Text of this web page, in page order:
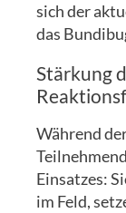
sich der
das
Stärkung
Während
Einsatzes:
im Feld,